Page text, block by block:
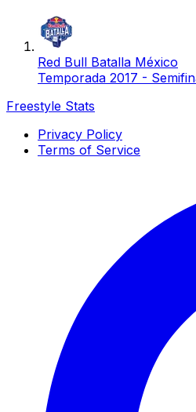
Red Bull Batalla México
Temporada 2017 -
Freestyle Stats
Privacy Policy
Terms of Service